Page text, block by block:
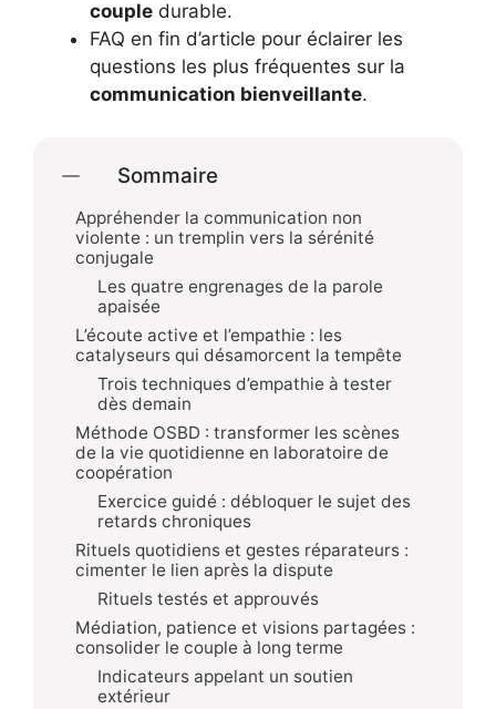
couple durable.
FAQ en fin d’article pour éclairer les
questions les plus fréquentes sur la
communication bienveillante.
Sommaire
Appréhender la communication non
violente : un tremplin vers la sérénité
conjugale
Les quatre engrenages de la parole
apaisée
L’écoute active et l’empathie : les
catalyseurs qui désamorcent la tempête
Trois techniques d’empathie à tester
dès demain
Méthode OSBD : transformer les scènes
de la vie quotidienne en laboratoire de
coopération
Exercice guidé : débloquer le sujet des
retards chroniques
Rituels quotidiens et gestes réparateurs :
cimenter le lien après la dispute
Rituels testés et approuvés
Médiation, patience et visions partagées :
consolider le couple à long terme
Indicateurs appelant un soutien
extérieur